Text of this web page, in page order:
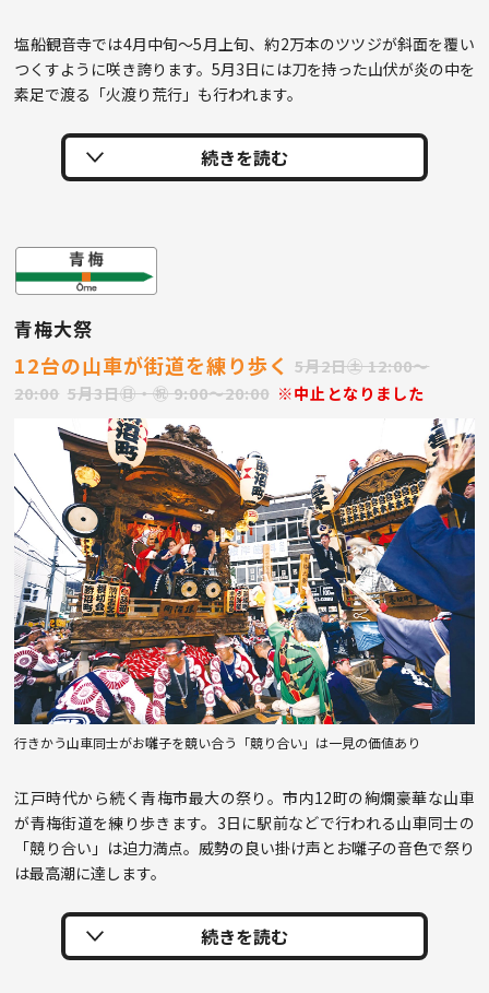
塩船観音寺では4月中旬〜5月上旬、約2万本のツツジが斜面を覆い
つくすように咲き誇ります。5月3日には刀を持った山伏が炎の中を
素足で渡る「火渡り荒行」も行われます。
青梅大祭
12台の山車が街道を練り歩く5月2日㊏ 12:00〜
20:00 5月3日㊐・㊗︎ 9:00〜20:00 ※中止となりました
行きかう山車同士がお囃子を競い合う「競り合い」は一見の価値あり
江戸時代から続く青梅市最大の祭り。市内12町の絢爛豪華な山車
が青梅街道を練り歩きます。3日に駅前などで行われる山車同士の
「競り合い」は迫力満点。威勢の良い掛け声とお囃子の音色で祭り
は最高潮に達します。